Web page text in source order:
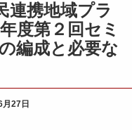
連携地域プラ
度第２回セミ
編成と必要な
27日